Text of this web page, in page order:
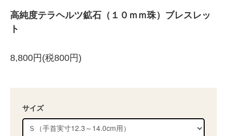
高純度テラヘルツ鉱石（１０ｍｍ珠）ブレスレッ
ト
8,800円(税800円)
サイズ